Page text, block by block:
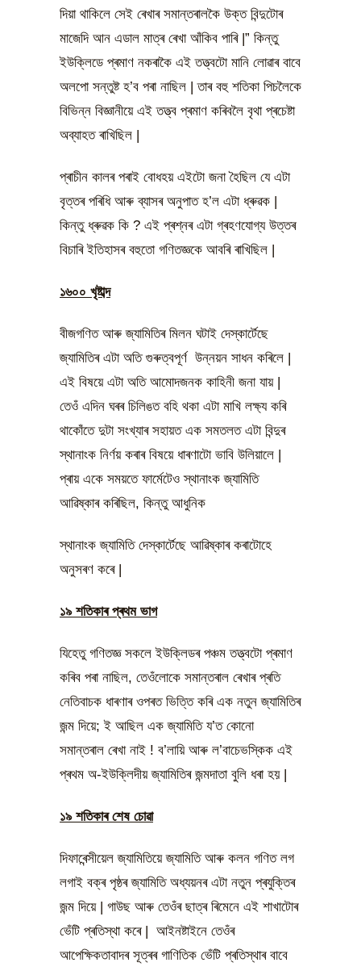
দিয়া থাকিলে সেই ৰেখাৰ সমান্তৰালকৈ উক্ত বিন্দুটোৰ
মাজেদি আন এডাল মাত্ৰ ৰেখা আঁকিব পাৰি |” কিন্তু
ইউক্লিডে প্ৰমাণ নকৰাকৈ এই তত্ত্বটো মানি লোৱাৰ বাবে
অলপো সন্তুষ্ট হ’ব পৰা নাছিল | তাৰ বহু শতিকা পিচলৈকে
বিভিন্ন বিজ্ঞানীয়ে এই তত্ত্ব প্ৰমাণ কৰিবলৈ বৃথা প্ৰচেষ্টা
অব্যাহত ৰাখিছিল |
প্ৰাচীন কালৰ পৰাই বোধহয় এইটো জনা হৈছিল যে এটা
বৃত্তৰ পৰিধি আৰু ব্যাসৰ অনুপাত হ’ল এটা ধ্ৰুৱক |
কিন্তু ধ্ৰুৱক কি ? এই প্ৰশ্নৰ এটা গ্ৰহণযোগ্য উত্তৰ
বিচাৰি ইতিহাসৰ বহুতো গণিতজ্ঞকে আবৰি ৰাখিছিল |
১৬০০ খৃষ্টাব্দ
বীজগণিত আৰু জ্যামিতিৰ মিলন ঘটাই দেস্কাৰ্টেছে
জ্যামিতিৰ এটা অতি গুৰুত্বপূৰ্ণ উন্নয়ন সাধন কৰিলে |
এই বিষয়ে এটা অতি আমোদজনক কাহিনী জনা যায় |
তেওঁ এদিন ঘৰৰ চিলিঙত বহি থকা এটা মাখি লক্ষ্য কৰি
থাকোঁতে দুটা সংখ্যাৰ সহায়ত এক সমতলত এটা বিন্দুৰ
স্থানাংক নিৰ্ণয় কৰাৰ বিষয়ে ধাৰণাটো ভাবি উলিয়ালে |
প্ৰায় একে সময়তে ফাৰ্মেটেও স্থানাংক জ্যামিতি
আৱিষ্কাৰ কৰিছিল, কিন্তু আধুনিক
স্থানাংক জ্যামিতি দেস্কাৰ্টেছে আৱিষ্কাৰ কৰাটোহে
অনুসৰণ কৰে |
১৯ শতিকাৰ প্ৰথম ভাগ
যিহেতু গণিতজ্ঞ সকলে ইউক্লিডৰ পঞ্চম তত্ত্বটো প্ৰমাণ
কৰিব পৰা নাছিল, তেওঁলোকে সমান্তৰাল ৰেখাৰ প্ৰতি
নেতিবাচক ধাৰণাৰ ওপৰত ভিত্তি কৰি এক নতুন জ্যামিতিৰ
জন্ম দিয়ে; ই আছিল এক জ্যামিতি য’ত কোনো
সমান্তৰাল ৰেখা নাই ! ব’লায়ি আৰু ল’বাচেভস্কিক এই
প্ৰথম অ-ইউক্লিদীয় জ্যামিতিৰ জন্মদাতা বুলি ধৰা হয় |
১৯ শতিকাৰ শেষ চোৱা
দিফাৰেন্সীয়েল জ্যামিতিয়ে জ্যামিতি আৰু কলন গণিত লগ
লগাই বক্ৰ পৃষ্ঠৰ জ্যামিতি অধ্যয়নৰ এটা নতুন প্ৰযুক্তিৰ
জন্ম দিয়ে | গাউছ আৰু তেওঁৰ ছাত্ৰ ৰিমেনে এই শাখাটোৰ
ভেঁটি প্ৰতিস্থা কৰে | আইনষ্টাইনে তেওঁৰ
আপেক্ষিকতাবাদৰ সূত্ৰৰ গাণিতিক ভেঁটি প্ৰতিস্থাৰ বাবে